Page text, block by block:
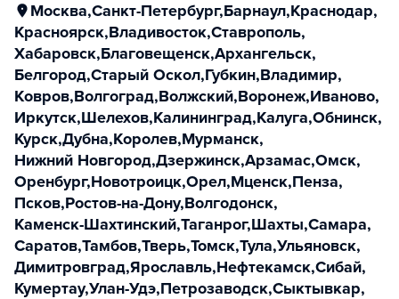
Москва,Санкт-Петербург,Барнаул,Краснодар,
Красноярск,Владивосток,Ставрополь,
Хабаровск,Благовещенск,Архангельск,
Белгород,Старый Оскол,Губкин,Владимир,
Ковров,Волгоград,Волжский,Воронеж,Иваново,
Иркутск,Шелехов,Калининград,Калуга,Обнинск,
Курск,Дубна,Королев,Мурманск,
Нижний Новгород,Дзержинск,Арзамас,Омск,
Оренбург,Новотроицк,Орел,Мценск,Пенза,
Псков,Ростов-на-Дону,Волгодонск,
Каменск-Шахтинский,Таганрог,Шахты,Самара,
Саратов,Тамбов,Тверь,Томск,Тула,Ульяновск,
Димитровград,Ярославль,Нефтекамск,Сибай,
Кумертау,Улан-Удэ,Петрозаводск,Сыктывкар,